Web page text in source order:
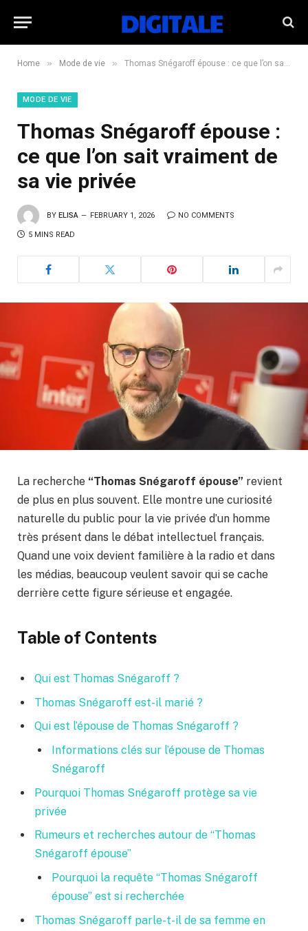
Home » Mode de vie » Thomas Snégaroff épouse : ce que l’on sait vraiment de sa vie privée
MODE DE VIE
Thomas Snégaroff épouse :
ce que l’on sait vraiment de
sa vie privée
BY ELISA FEBRUARY 1, 2026 NO COMMENTS
5 MINS READ
La recherche “Thomas Snégaroff épouse” revient
de plus en plus souvent. Elle montre une curiosité
naturelle du public pour la vie privée d’un homme
très présent dans le débat intellectuel français.
Quand une voix devient familière à la radio et dans
les médias, beaucoup veulent savoir qui se cache
derrière cette figure sérieuse et engagée.
Table of Contents
Qui est Thomas Snégaroff ?
Thomas Snégaroff est-il marié ?
Qui est l’épouse de Thomas Snégaroff ?
Informations clés sur l’épouse de Thomas
Snégaroff
Pourquoi Thomas Snégaroff protège sa vie
privée
Rumeurs et recherches autour de “Thomas
Snégaroff épouse”
Pourquoi la requête “Thomas Snégaroff
épouse” est si recherchée
Thomas Snégaroff parle-t-il de sa femme en